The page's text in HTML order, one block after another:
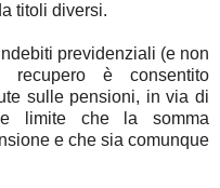
titoli diversi.
previdenziali (e non
recupero è consentito
sulle pensioni, in via di
limite che la somma
e che sia comunque